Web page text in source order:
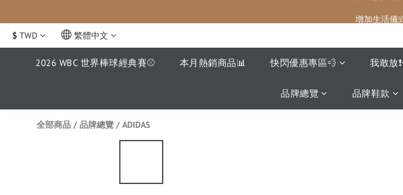
最後現貨‼️這
增加生活儀
$ TWD 繁體中文
2026 WBC 世界棒球經典賽⚾️ 本月熱銷商品📊 快閃優惠專區💨 我敢放
品牌總覽 品牌鞋款
全部商品 / 品牌總覽 / ADIDAS